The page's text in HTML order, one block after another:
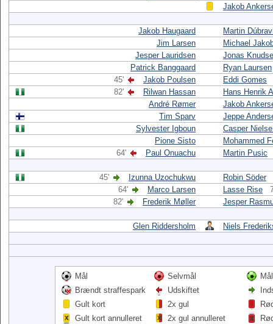
Jakob
Jakob Haugaard
Martin
Jim Larsen
Michael
Jesper Lauridsen
Jonas
Patrick Banggaard
Ryan Laursen
45'
Jakob Poulsen
Eddi Gomes
82'
Rilwan Hassan
Hans Henrik
André Rømer
Jakob
Tim Sparv
Jeppe
Sylvester Igboun
Casper
Pione Sisto
Mohammed
64'
Paul Onuachu Martin Pusic
45' Izunna Uzochukwu
Robin Söder
64'
Marco Larsen Lasse Rise
82'
Frederik Møller Jesper
Glen Riddersholm Niels
Mål Selvmål
Brændt straffespark
Udskiftet
Gult kort
2x gul
Gult kort annulleret
2x gul annulleret